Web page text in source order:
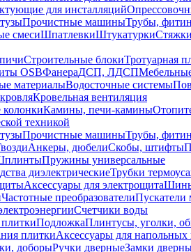
для инсталляций
Прочистные машиныТрубы,
смесиШпатлевкиШтукатурки
Строительные блокиТротуарная
OSBФанераДСП, ЛДСП
материалыВодосточные системы
Кровельная вентиляция
колонкиКамины, печи-камины
техникой
Прочистные машиныТрубы,
Анкеры, дюбелиСкобы, штифты
Пружины универсальные
диэлектрическиеТрубки
Аксессуары для электрощитаШины
Частотные преобразователиПускатели
Счетчики воды
ПодложкаПлинтусы, уголки,
плиткиАксессуары для
доборыРучки дверныеЗамки